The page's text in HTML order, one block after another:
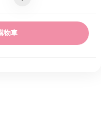
物車